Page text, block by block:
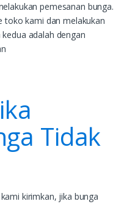
pemesanan bunga.
toko kami dan melakukan
adalah dengan
Tidak
kirimkan, jika bunga